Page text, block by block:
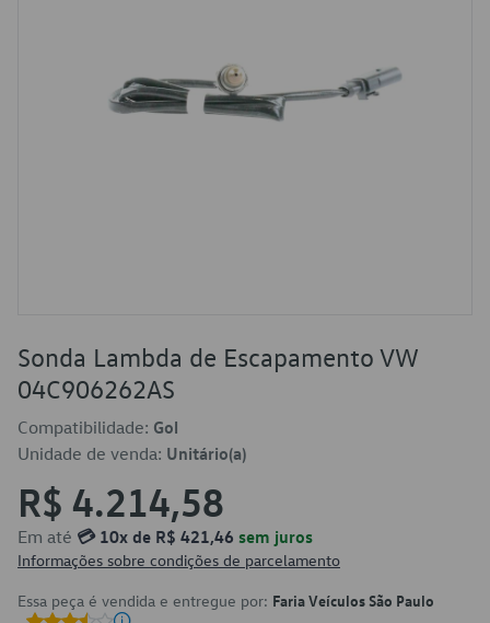
Sonda Lambda de Escapamento VW
04C906262AS
Compatibilidade: Gol
Unidade de venda: Unitário(a)
R$ 4.214,58
Em até 💳 10x de R$ 421,46 sem juros
Informações sobre condições de parcelamento
Essa peça é vendida e entregue por: Faria Veículos São Paulo